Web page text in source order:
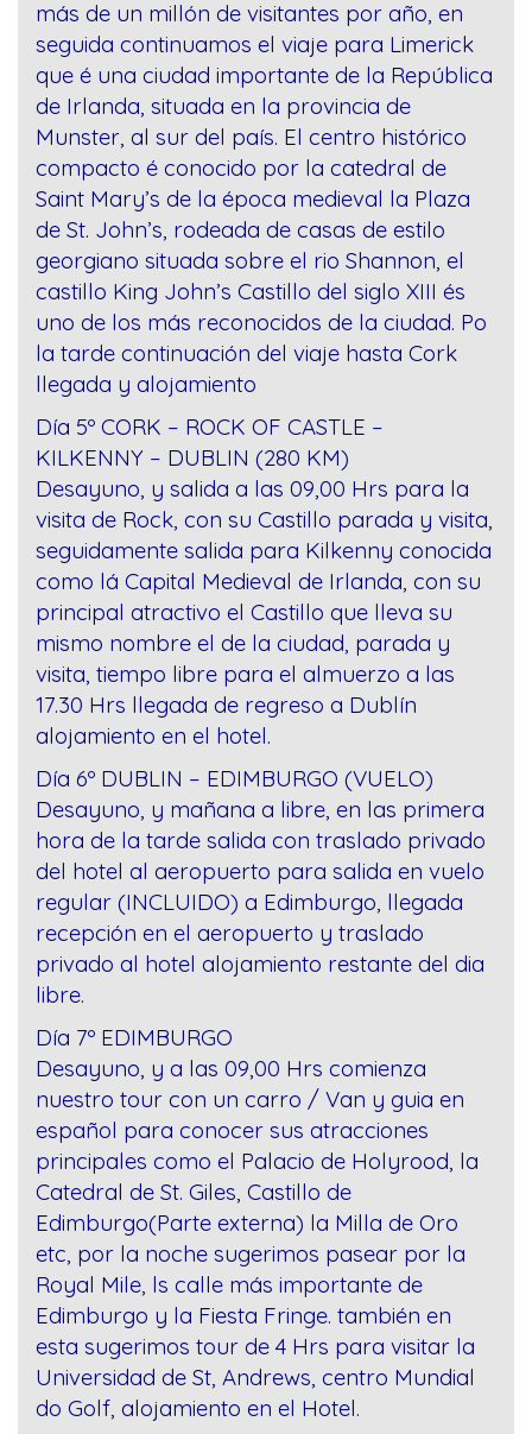
más de un millón de visitantes por año, en
seguida continuamos el viaje para Limerick
que é una ciudad importante de la República
de Irlanda, situada en la provincia de
Munster, al sur del país. El centro histórico
compacto é conocido por la catedral de
Saint Mary’s de la época medieval la Plaza
de St. John’s, rodeada de casas de estilo
georgiano situada sobre el rio Shannon, el
castillo King John’s Castillo del siglo XIII és
uno de los más reconocidos de la ciudad. Po
la tarde continuación del viaje hasta Cork
llegada y alojamiento
Día 5º CORK – ROCK OF CASTLE –
KILKENNY – DUBLIN (280 KM)
Desayuno, y salida a las 09,00 Hrs para la
visita de Rock, con su Castillo parada y visita,
seguidamente salida para Kilkenny conocida
como lá Capital Medieval de Irlanda, con su
principal atractivo el Castillo que lleva su
mismo nombre el de la ciudad, parada y
visita, tiempo libre para el almuerzo a las
17.30 Hrs llegada de regreso a Dublín
alojamiento en el hotel.
Día 6º DUBLIN – EDIMBURGO (VUELO)
Desayuno, y mañana a libre, en las primera
hora de la tarde salida con traslado privado
del hotel al aeropuerto para salida en vuelo
regular (INCLUIDO) a Edimburgo, llegada
recepción en el aeropuerto y traslado
privado al hotel alojamiento restante del dia
libre.
Día 7º EDIMBURGO
Desayuno, y a las 09,00 Hrs comienza
nuestro tour con un carro / Van y guia en
español para conocer sus atracciones
principales como el Palacio de Holyrood, la
Catedral de St. Giles, Castillo de
Edimburgo(Parte externa) la Milla de Oro
etc, por la noche sugerimos pasear por la
Royal Mile, ls calle más importante de
Edimburgo y la Fiesta Fringe. también en
esta sugerimos tour de 4 Hrs para visitar la
Universidad de St, Andrews, centro Mundial
do Golf, alojamiento en el Hotel.